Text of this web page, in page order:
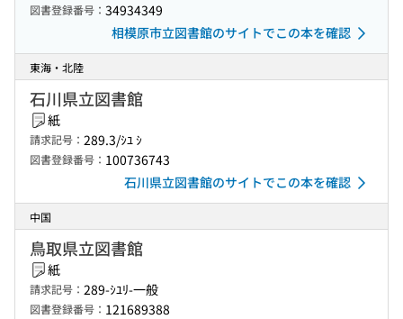
図書登録番号： 34934349
相模原市立図書館のサイトでこの本を確認
東海・北陸
石川県立図書館
紙
請求記号： 289.3/ｼﾕ ｼ
図書登録番号： 100736743
石川県立図書館のサイトでこの本を確認
中国
鳥取県立図書館
紙
請求記号： 289-ｼﾕﾘ-一般
図書登録番号： 121689388